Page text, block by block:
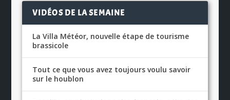
VIDÉOS DE LA SEMAINE
La Villa Météor, nouvelle étape de tourisme
brassicole
Tout ce que vous avez toujours voulu savoir
sur le houblon